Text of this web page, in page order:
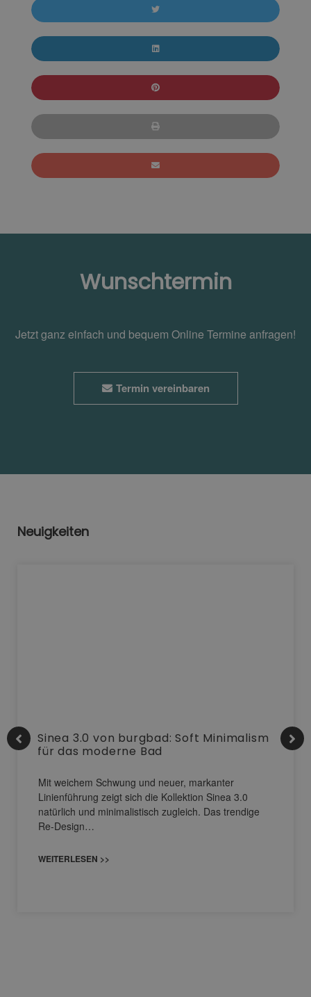
Wunschtermin
Jetzt ganz einfach und bequem Online Termine anfragen!
Termin vereinbaren
Neuigkeiten
Sinea 3.0 von burgbad: Soft Minimalism
für das moderne Bad
Mit weichem Schwung und neuer, markanter
Linienführung zeigt sich die Kollektion Sinea 3.0
natürlich und minimalistisch zugleich. Das trendige
Re-Design…
WEITERLESEN >>